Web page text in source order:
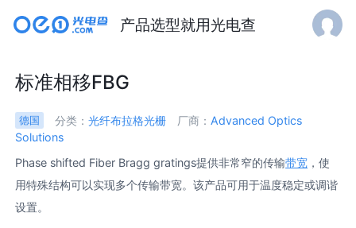
产品选型就用光电查
标准相移FBG
德国 分类： 光纤布拉格光栅 厂商： Advanced Optics
Solutions
Phase shifted Fiber Bragg gratings提供非常窄的传输带宽 ，使
用特殊结构可以实现多个传输带宽。该产品可用于温度稳定或调谐
设置。